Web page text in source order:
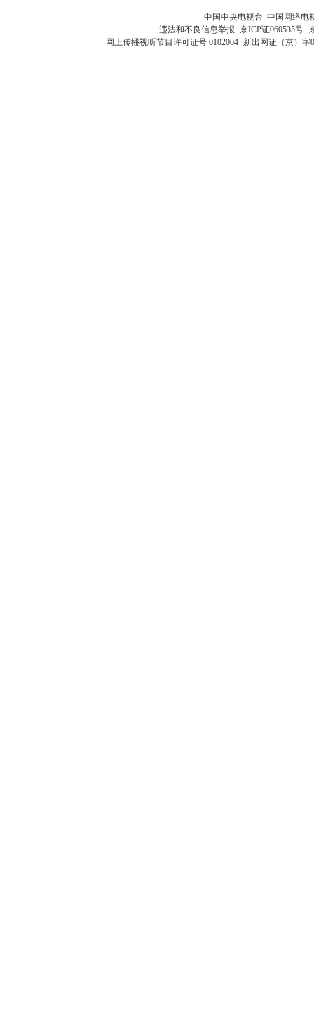
中国中央电视台 中国网络电
违法和不良信息举报 京ICP证060535号
网上传播视听节目许可证号 0102004 新出网证（京）